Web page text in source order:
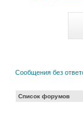
Сообщения без
Список форумов